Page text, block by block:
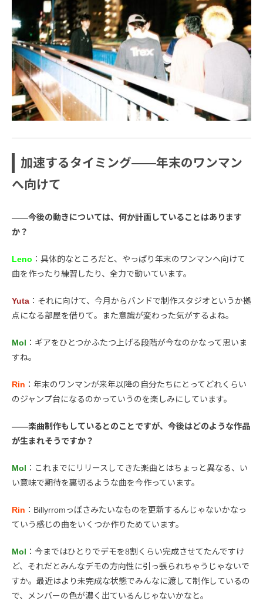
加速するタイミング――年末のワンマン
へ向けて
――今後の動きについては、何か計画していることはあります
か？
Leno ：具体的なところだと、やっぱり年末のワンマンへ向けて
曲を作ったり練習したり、全力で動いています。
Yuta ：それに向けて、今月からバンドで制作スタジオというか拠
点になる部屋を借りて。また意識が変わった気がするよね。
Mol ：ギアをひとつかふたつ上げる段階が今なのかなって思いま
すね。
Rin ：年末のワンマンが来年以降の自分たちにとってどれくらい
のジャンプ台になるのかっていうのを楽しみにしています。
――楽曲制作もしているとのことですが、今後はどのような作品
が生まれそうですか？
Mol ：これまでにリリースしてきた楽曲とはちょっと異なる、い
い意味で期待を裏切るような曲を今作っています。
Rin ：Billyrromっぽさみたいなものを更新するんじゃないかなっ
ていう感じの曲をいくつか作りためています。
Mol ：今まではひとりでデモを8割くらい完成させてたんですけ
ど、それだとみんなデモの方向性に引っ張られちゃうじゃないで
すか。最近はより未完成な状態でみんなに渡して制作しているの
で、メンバーの色が濃く出ているんじゃないかなと。